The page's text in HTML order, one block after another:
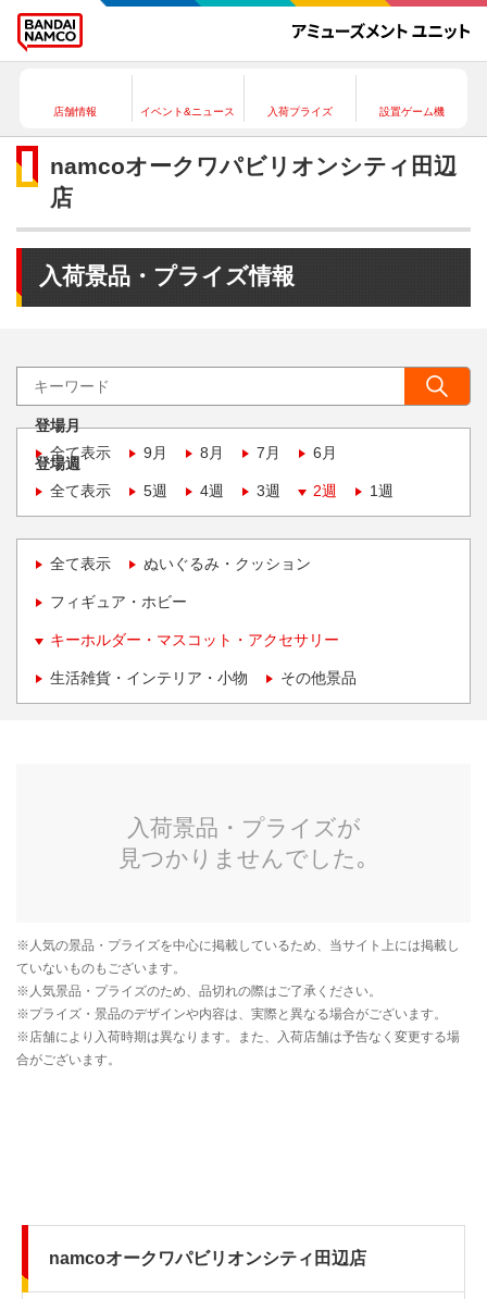
店舗情報 イベント&ニュース 入荷プライズ 設置ゲーム機
namcoオークワパビリオンシティ田辺
店
入荷景品・プライズ情報
登場月
全て表示
9月 8月 7月 6月
登場週
全て表示
5週 4週 3週 2週 1週
全て表示 ぬいぐるみ・クッション
フィギュア・ホビー
キーホルダー・マスコット・アクセサリー
生活雑貨・インテリア・小物 その他景品
namcoオークワパビリオンシティ田辺店